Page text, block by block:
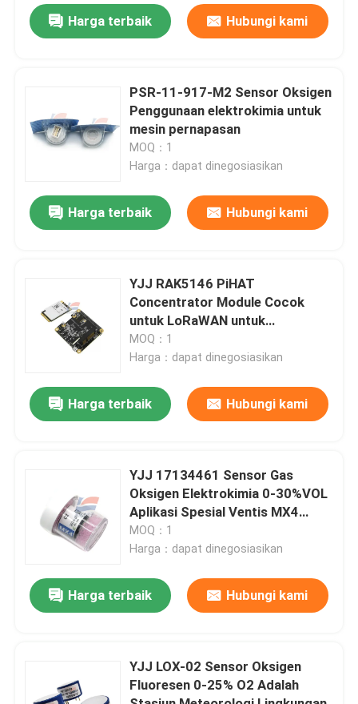
Pertunjukan VR
Tentang Kami
Kontrol Kualitas
Hubungi Kami
Berita
Sensor Gas Oksigen
Harga terbaik Hubungi kami
PSR-11-917-M2 Sensor Oksigen
Penggunaan elektrokimia untuk
mesin pernapasan
MOQ：1
Harga：dapat dinegosiasikan
Harga terbaik Hubungi kami
YJJ RAK5146 PiHAT
Concentrator Module Cocok
untuk LoRaWAN untuk
pengumpulan data sensor
MOQ：1
Harga：dapat dinegosiasikan
Harga terbaik Hubungi kami
YJJ 17134461 Sensor Gas
Oksigen Elektrokimia 0-30%VOL
Aplikasi Spesial Ventis MX4
Detektor empat dalam satu
MOQ：1
Harga：dapat dinegosiasikan
Harga terbaik Hubungi kami
YJJ LOX-02 Sensor Oksigen
Fluoresen 0-25% O2 Adalah